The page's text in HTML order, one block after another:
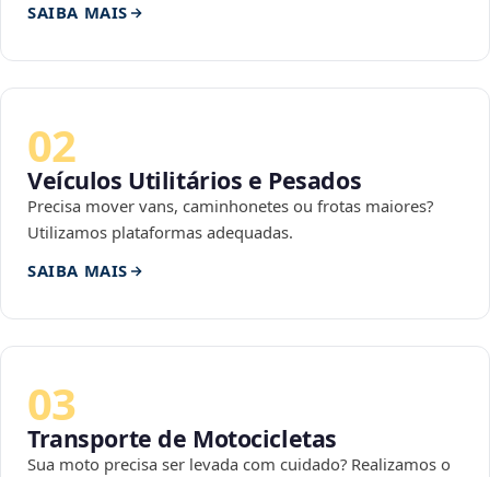
SAIBA MAIS
02
Veículos Utilitários e Pesados
Precisa mover vans, caminhonetes ou frotas maiores?
Utilizamos plataformas adequadas.
SAIBA MAIS
03
Transporte de Motocicletas
Sua moto precisa ser levada com cuidado? Realizamos o